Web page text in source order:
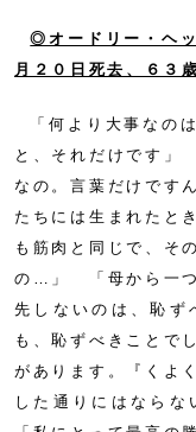
◎オードリー・ヘ
月２０日死去、６３歳
「何より大事なの
と、それだけです」
なの。言葉だけです
たちには生まれたと
も筋肉と同じで、そ
の…」 「母から一つ
先しないのは、恥ず
も、恥ずべきことで
があります。『くよ
した通りにはなら